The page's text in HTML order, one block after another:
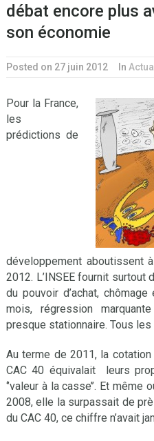
débat encore plus
son économie
Posted on 27 juin 2012 In
Pour la France,
les
prédictions de
développement aboutissent
2012. L’INSEE fournit
du pouvoir d’achat,
mois, régression
presque stationnaire. Tous
Au terme de 2011, la
CAC 40 équivalait leurs
‘’valeur à la casse’’. Et
2008, elle la surpassait de
du CAC 40, ce chiffre n’avait